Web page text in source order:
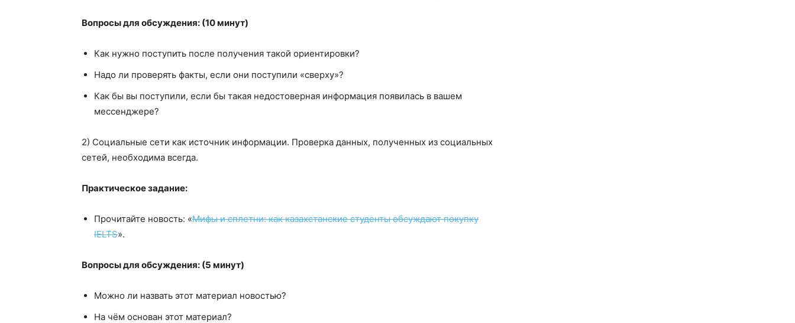
Вопросы для обсуждения: (10 минут)
Как нужно поступить после получения такой ориентировки?
Надо ли проверять факты, если они поступили «сверху»?
Как бы вы поступили, если бы такая недостоверная информация появилась в вашем
мессенджере?
2) Социальные сети как источник информации. Проверка данных, полученных из социальных
сетей, необходима всегда.
Практическое задание:
Прочитайте новость: «Мифы и сплетни: как казахстанские студенты обсуждают покупку
IELTS».
Вопросы для обсуждения: (5 минут)
Можно ли назвать этот материал новостью?
На чём основан этот материал?